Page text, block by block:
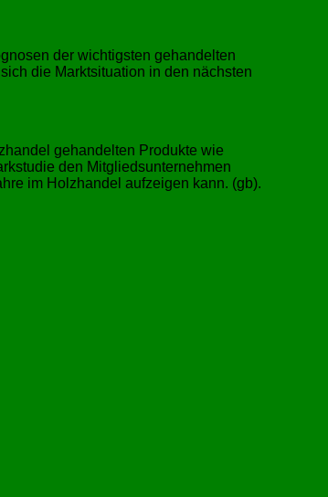
der wichtigsten gehandelten
die Marktsituation in den nächsten
gehandelten Produkte wie
den Mitgliedsunternehmen
im Holzhandel aufzeigen kann. (gb).